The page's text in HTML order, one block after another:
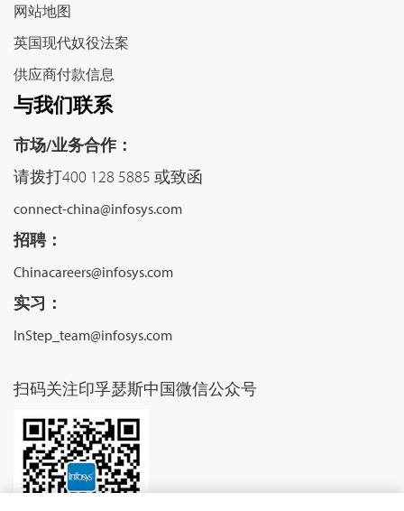
网站地图
英国现代奴役法案
供应商付款信息
与我们联系
市场/业务合作：
请拨打400 128 5885 或致函
connect-china@infosys.com
招聘：
Chinacareers@infosys.com
实习：
InStep_team@infosys.com
扫码关注印孚瑟斯中国微信公众号